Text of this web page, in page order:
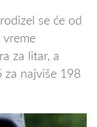
se će od
za litar, a
za najviše 198